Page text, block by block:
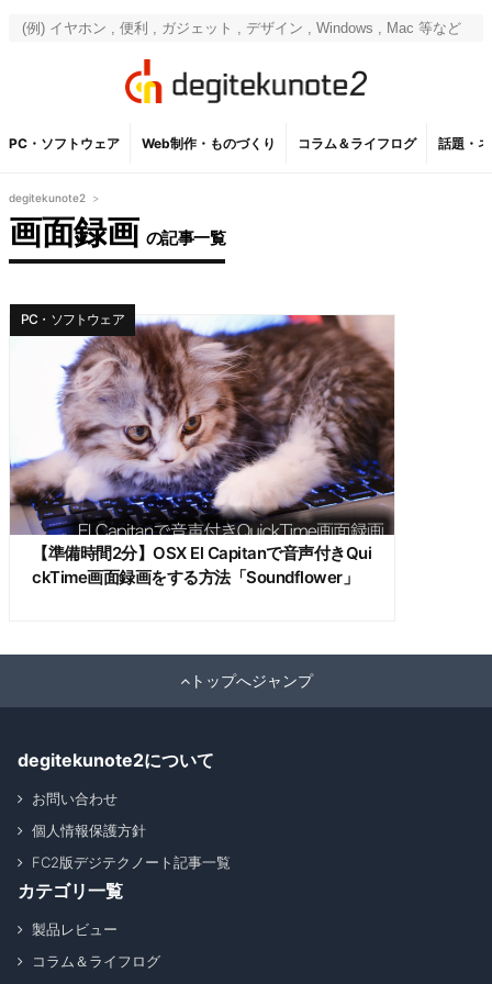
PC・ソフトウェア Web制作・ものづくり コラム＆ライフログ 話題・
degitekunote2 >
画面録画 の記事一覧
【準備時間2分】OSX El Capitanで音声付きQui
ckTime画面録画をする方法「Soundflower」
PC・ソフトウェア
トップへジャンプ
degitekunote2について
お問い合わせ
個人情報保護方針
FC2版デジテクノート記事一覧
カテゴリ一覧
製品レビュー
コラム＆ライフログ